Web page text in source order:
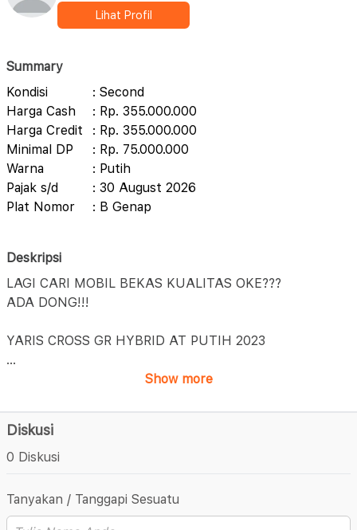
Lihat Profil
Summary
Kondisi
: Second
Harga Cash
: Rp. 355.000.000
Harga Credit
: Rp. 355.000.000
Minimal DP
: Rp. 75.000.000
Warna
: Putih
Pajak s/d
: 30 August 2026
Plat Nomor
: B Genap
Deskripsi
LAGI CARI MOBIL BEKAS KUALITAS OKE???
ADA DONG!!!
YARIS CROSS GR HYBRID AT PUTIH 2023
...
Show more
Diskusi
0 Diskusi
Tanyakan / Tanggapi Sesuatu